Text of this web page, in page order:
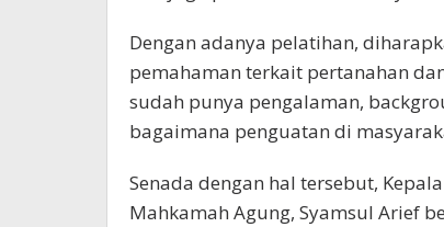
Dengan adanya pelatihan,
pemahaman terkait pertanahan
sudah punya pengalaman,
bagaimana penguatan di
Senada dengan hal tersebut,
Mahkamah Agung, Syamsul Arief